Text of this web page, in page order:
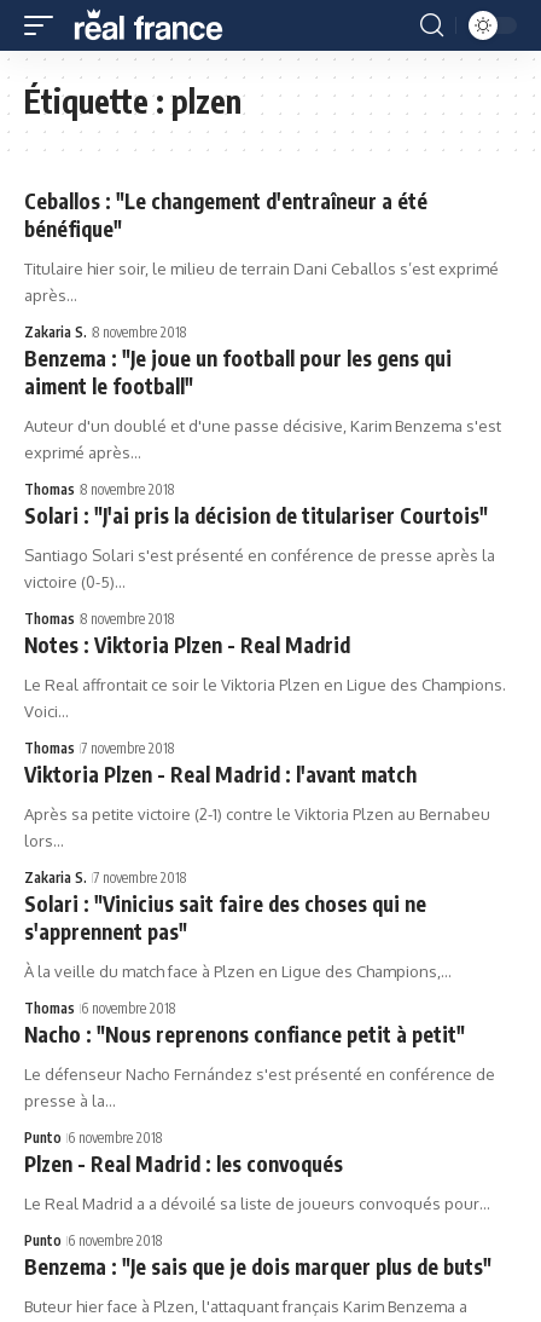
Étiquette :plzen
Ceballos : "Le changement d'entraîneur a été
bénéfique"
Titulaire hier soir, le milieu de terrain Dani Ceballos s’est exprimé
après…
Zakaria S. 8 novembre 2018
Benzema : "Je joue un football pour les gens qui
aiment le football"
Auteur d'un doublé et d'une passe décisive, Karim Benzema s'est
exprimé après…
Thomas 8 novembre 2018
Solari : "J'ai pris la décision de titulariser Courtois"
Santiago Solari s'est présenté en conférence de presse après la
victoire (0-5)…
Thomas 8 novembre 2018
Notes : Viktoria Plzen - Real Madrid
Le Real affrontait ce soir le Viktoria Plzen en Ligue des Champions.
Voici…
Thomas 7 novembre 2018
Viktoria Plzen - Real Madrid : l'avant match
Après sa petite victoire (2-1) contre le Viktoria Plzen au Bernabeu
lors…
Zakaria S. 7 novembre 2018
Solari : "Vinicius sait faire des choses qui ne
s'apprennent pas"
À la veille du match face à Plzen en Ligue des Champions,…
Thomas 6 novembre 2018
Nacho : "Nous reprenons confiance petit à petit"
Le défenseur Nacho Fernández s'est présenté en conférence de
presse à la…
Punto 6 novembre 2018
Plzen - Real Madrid : les convoqués
Le Real Madrid a a dévoilé sa liste de joueurs convoqués pour…
Punto 6 novembre 2018
Benzema : "Je sais que je dois marquer plus de buts"
Buteur hier face à Plzen, l'attaquant français Karim Benzema a